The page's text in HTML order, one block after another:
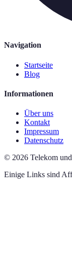
Navigation
Startseite
Blog
Informationen
Über uns
Kontakt
Impressum
Datenschutz
© 2026 Telekom
Einige Links sind